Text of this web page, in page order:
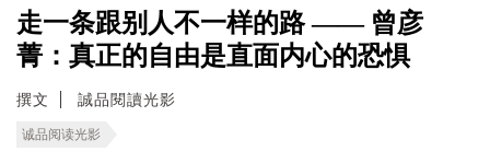
走一条跟别人不一样的路 —— 曾彦
菁：真正的自由是直面内心的恐惧
撰文 誠品閱讀光影
诚品阅读光影